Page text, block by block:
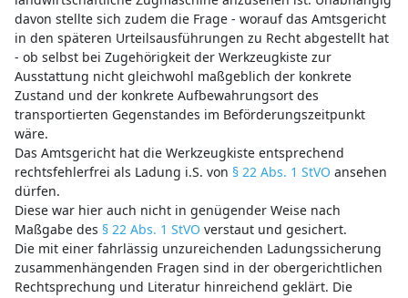
davon stellte sich zudem die Frage - worauf das Amtsgericht
in den späteren Urteilsausführungen zu Recht abgestellt hat
- ob selbst bei Zugehörigkeit der Werkzeugkiste zur
Ausstattung nicht gleichwohl maßgeblich der konkrete
Zustand und der konkrete Aufbewahrungsort des
transportierten Gegenstandes im Beförderungszeitpunkt
wäre.
Das Amtsgericht hat die Werkzeugkiste entsprechend
rechtsfehlerfrei als Ladung i.S. von § 22 Abs. 1 StVO ansehen
dürfen.
Diese war hier auch nicht in genügender Weise nach
Maßgabe des § 22 Abs. 1 StVO verstaut und gesichert.
Die mit einer fahrlässig unzureichenden Ladungssicherung
zusammenhängenden Fragen sind in der obergerichtlichen
Rechtsprechung und Literatur hinreichend geklärt. Die